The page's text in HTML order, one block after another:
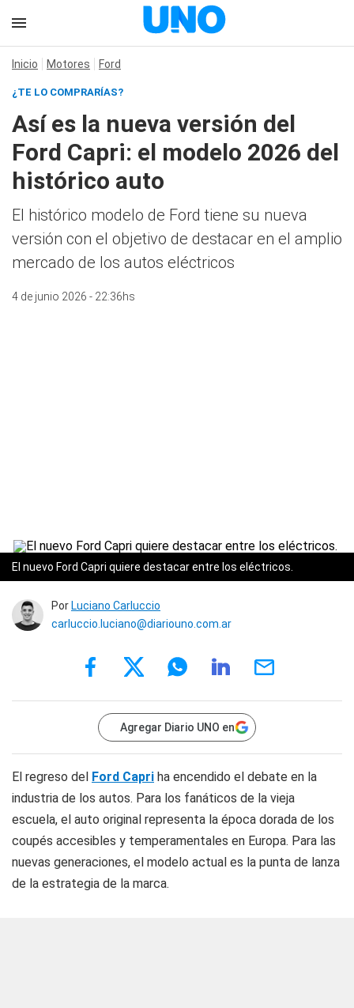
Inicio Motores Ford
¿TE LO COMPRARÍAS?
Así es la nueva versión del
Ford Capri: el modelo 2026 del
histórico auto
El histórico modelo de Ford tiene su nueva
versión con el objetivo de destacar en el amplio
mercado de los autos eléctricos
4 de junio 2026 - 22:36hs
El nuevo Ford Capri quiere destacar entre los eléctricos.
Por Luciano Carluccio
carluccio.luciano@diariouno.com.ar
Agregar Diario UNO en
El regreso del Ford Capri ha encendido el debate en la
industria de los autos. Para los fanáticos de la vieja
escuela, el auto original representa la época dorada de los
coupés accesibles y temperamentales en Europa. Para las
nuevas generaciones, el modelo actual es la punta de lanza
de la estrategia de la marca.